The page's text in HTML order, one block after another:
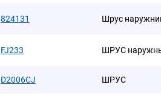
824131 Шрус
FJ233 ШРУС
D2006CJ ШРУС